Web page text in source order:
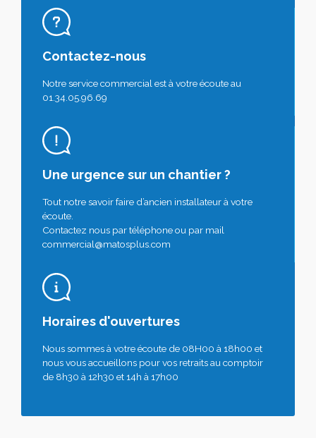
Contactez-nous
Notre service commercial est à votre écoute au
01.34.05.96.69
Une urgence sur un chantier ?
Tout notre savoir faire d’ancien installateur à votre
écoute.
Contactez nous par téléphone ou par mail
commercial@matosplus.com
Horaires d'ouvertures
Nous sommes à votre écoute de 08H00 à 18h00 et
nous vous accueillons pour vos retraits au comptoir
de 8h30 à 12h30 et 14h à 17h00